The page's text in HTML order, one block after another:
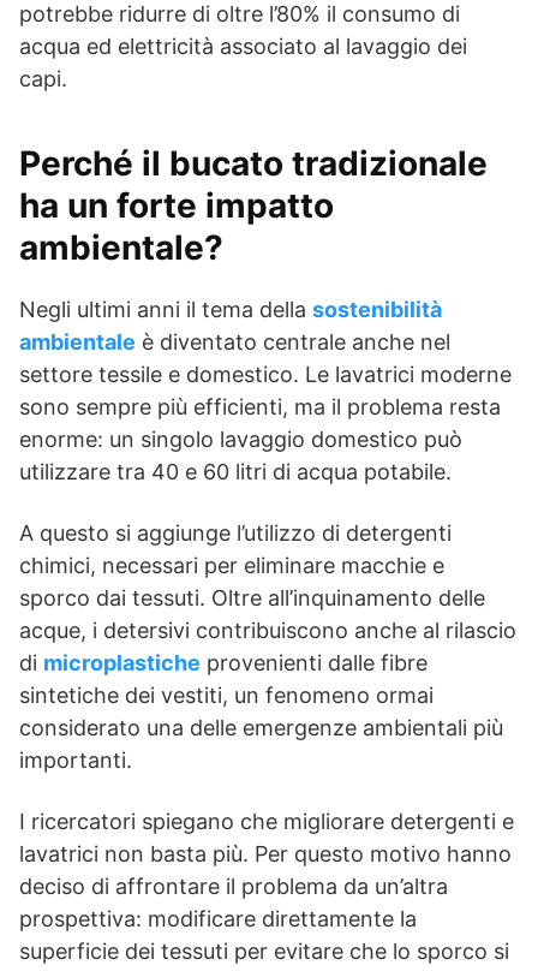
potrebbe ridurre di oltre l’80% il consumo di
acqua ed elettricità associato al lavaggio dei
capi.
Perché il bucato tradizionale
ha un forte impatto
ambientale?
Negli ultimi anni il tema della sostenibilità
ambientale è diventato centrale anche nel
settore tessile e domestico. Le lavatrici moderne
sono sempre più efficienti, ma il problema resta
enorme: un singolo lavaggio domestico può
utilizzare tra 40 e 60 litri di acqua potabile.
A questo si aggiunge l’utilizzo di detergenti
chimici, necessari per eliminare macchie e
sporco dai tessuti. Oltre all’inquinamento delle
acque, i detersivi contribuiscono anche al rilascio
di microplastiche provenienti dalle fibre
sintetiche dei vestiti, un fenomeno ormai
considerato una delle emergenze ambientali più
importanti.
I ricercatori spiegano che migliorare detergenti e
lavatrici non basta più. Per questo motivo hanno
deciso di affrontare il problema da un’altra
prospettiva: modificare direttamente la
superficie dei tessuti per evitare che lo sporco si